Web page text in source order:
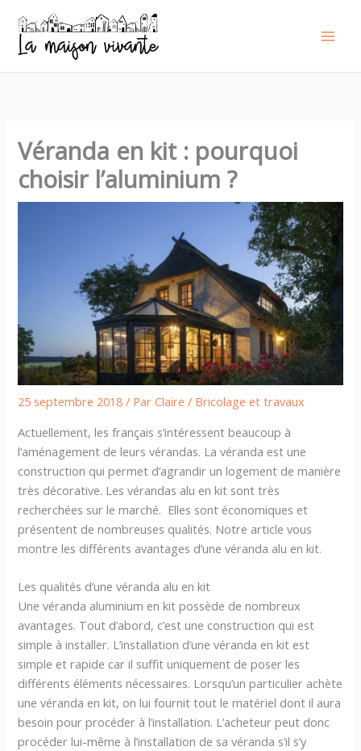
contenu
Véranda en kit : pourquoi
choisir l’aluminium ?
25 septembre 2018/ ParClaire/ Bricolage et travaux
Actuellement, les français s’intéressent beaucoup à
l’aménagement de leurs vérandas. La véranda est une
construction qui permet d’agrandir un logement de manière
très décorative. Les vérandas alu en kit sont très
recherchées sur le marché. Elles sont économiques et
présentent de nombreuses qualités. Notre article vous
montre les différents avantages d’une véranda alu en kit.
Les qualités d’une véranda alu en kit
Une véranda aluminium en kit possède de nombreux
avantages. Tout d’abord, c’est une construction qui est
simple à installer. L’installation d’une véranda en kit est
simple et rapide car il suffit uniquement de poser les
différents éléments nécessaires. Lorsqu’un particulier achète
une véranda en kit, on lui fournit tout le matériel dont il aura
besoin pour procéder à l’installation. L’acheteur peut donc
procéder lui-même à l’installation de sa véranda s’il s’y